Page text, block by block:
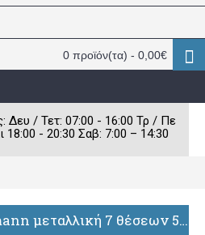
0 προϊόν(τα) - 0,00€
Δευ / Τετ: 07:00 - 16:00 Τρ / Πε
18:00 - 20:30 Σαβ: 7:00 – 14:30
Bormann μεταλλική 7 θέσεων
Εργαλειοθήκη Bormann μεταλλική 7 θέσεων 53x20x25cm ΒΤΒ1070 028529